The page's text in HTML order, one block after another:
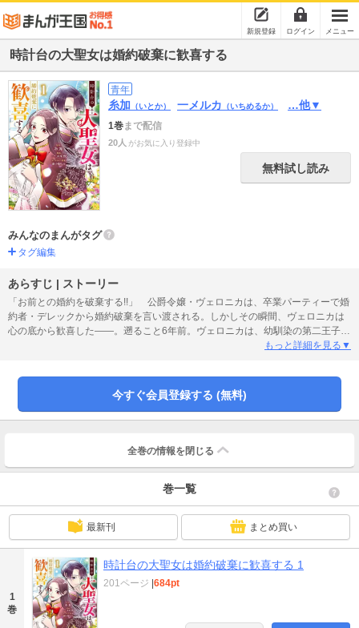
新規登録 ログイン メニュー
時計台の大聖女は婚約破棄に歓喜する
青年
糸加 （いとか） 一メルカ （いちめるか） …他▼
1巻まで配信
20人 がお気に入り登録中
無料試し読み
みんなのまんがタグ
タグ編集
あらすじ | ストーリー
「お前との婚約を破棄する!!」 公爵令嬢・ヴェロニカは、卒業パーティーで婚
約者・デレックから婚約破棄を言い渡される。しかしその瞬間、ヴェロニカは
心の底から歓喜した――。遡ること6年前。ヴェロニカは、幼馴染の第二王子・
エドゼルと王国で崇められている大時計台を訪れ、ひょんなことから大聖女候
でに大聖女として才能を開花させることだった。大聖女・バーシアのもとで修
行の日々を送るが、ヴェロニカに降りかかる試練は困難なものばかり。それで
トーリー、ここに開幕――！
もっと詳細を見る▼
今すぐ会員登録する (無料)
全巻の情報を 閉じる
巻一覧
最新刊 まとめ買い
1
巻
時計台の大聖女は婚約破棄に歓喜する 1
201ページ |684pt